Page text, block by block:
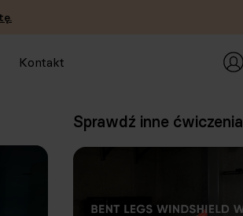
Kontakt
Sprawdź inne ćwiczenia